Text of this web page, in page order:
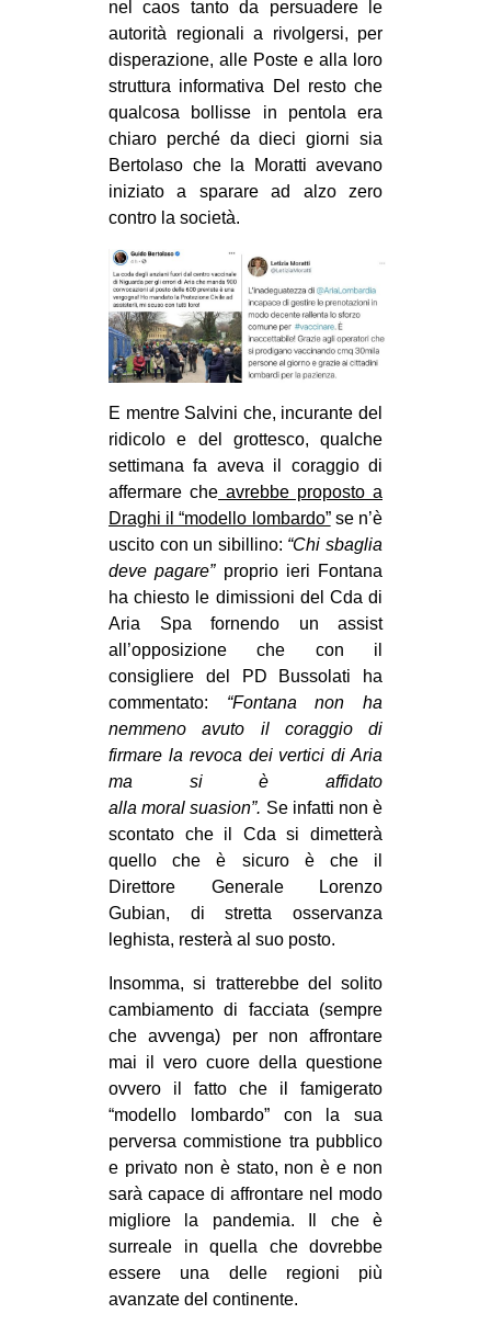
nel caos tanto da persuadere le
autorità regionali a rivolgersi, per
disperazione, alle Poste e alla loro
struttura informativa Del resto che
qualcosa bollisse in pentola era
chiaro perché da dieci giorni sia
Bertolaso che la Moratti avevano
iniziato a sparare ad alzo zero
contro la società.
E mentre Salvini che, incurante del
ridicolo e del grottesco, qualche
settimana fa aveva il coraggio di
affermare che avrebbe proposto a
Draghi il “modello lombardo”se n’è
uscito con un sibillino: “Chi sbaglia
deve pagare”proprio ieri Fontana
ha chiesto le dimissioni del Cda di
Aria Spa fornendo un assist
all’opposizione che con il
consigliere del PD Bussolati ha
commentato: “Fontana non ha
nemmeno avuto il coraggio di
firmare la revoca dei vertici di Aria
ma si è affidato
alla moral suasion”. Se infatti non è
scontato che il Cda si dimetterà
quello che è sicuro è che il
Direttore Generale Lorenzo
Gubian, di stretta osservanza
leghista, resterà al suo posto.
Insomma, si tratterebbe del solito
cambiamento di facciata (sempre
che avvenga) per non affrontare
mai il vero cuore della questione
ovvero il fatto che il famigerato
“modello lombardo” con la sua
perversa commistione tra pubblico
e privato non è stato, non è e non
sarà capace di affrontare nel modo
migliore la pandemia. Il che è
surreale in quella che dovrebbe
essere una delle regioni più
avanzate del continente.